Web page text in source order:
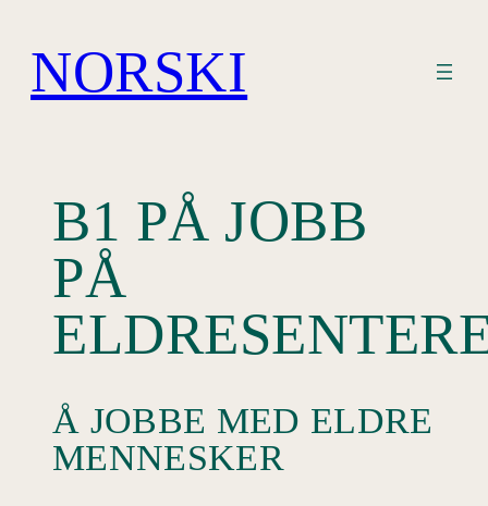
innhold
NORSKI
B1 PÅ JOBB
PÅ
Å JOBBE MED ELDRE
MENNESKER